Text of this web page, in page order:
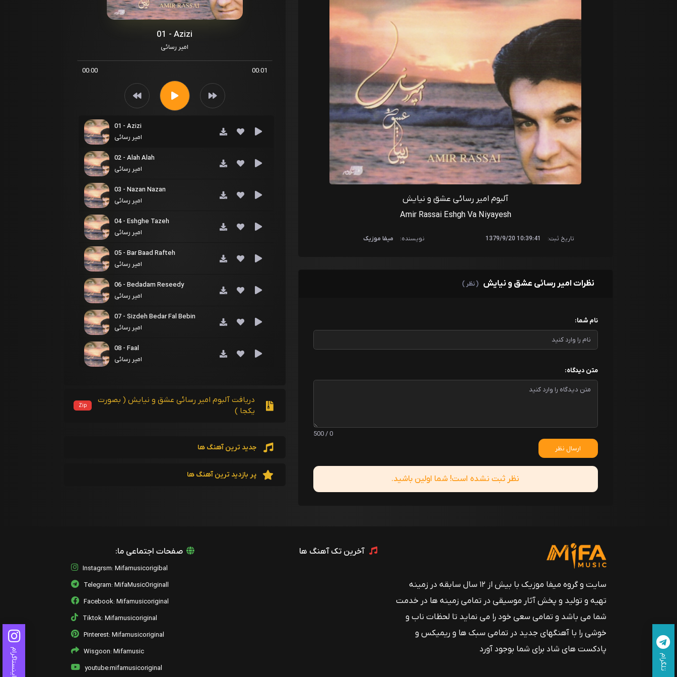
آلبوم امیر رسائی عشق و نیایش
Amir Rassai Eshgh Va Niyayesh
تاریخ ثبت: 10:39:41 1379/9/20 نویسنده: میفا موزیک
نظرات امیر رسائی عشق و نیایش ( نظر )
نام شما:
متن دیدگاه:
0 / 500
ارسال نظر
نظر ثبت نشده است! شما اولین باشید.
01 - Azizi
امیر رسائی
00:00 00:01
01 - Azizi
امیر رسائی
02 - Alah Alah
امیر رسائی
03 - Nazan Nazan
امیر رسائی
04 - Eshghe Tazeh
امیر رسائی
05 - Bar Baad Rafteh
امیر رسائی
06 - Bedadam Reseedy
امیر رسائی
07 - Sizdeh Bedar Fal Bebin
امیر رسائی
08 - Faal
امیر رسائی
دریافت آلبوم امیر رسائی عشق و نیایش ( بصورت
یکجا )
Zip
جدید ترین آهنگ ها
پر بازدید ترین آهنگ ها
سایت و گروه میفا موزیک با بیش از ۱۲ سال سابقه در زمینه
تهیه و تولید و پخش آثار موسیقی در تمامی زمینه ها در خدمت
شما می باشد و تمامی سعی خود را می نماید تا لحظات ناب و
خوشی را با آهنگهای جدید در تمامی سبک ها و ریمیکس و
پادکست های شاد برای شما بوجود آورد
آخرین تک آهنگ ها صفحات اجتماعی ما:
Instagrsm: Mifamusicorigibal
Telegram: MifaMusicOriginall
Facebook: Mifamusicoriginal
Tiktok: Mifamusicoriginal
Pinterest: Mifamusicoriginal
Wisgoon: Mifamusic
youtube:mifamusicoriginal
اینستاگرام تلگرام